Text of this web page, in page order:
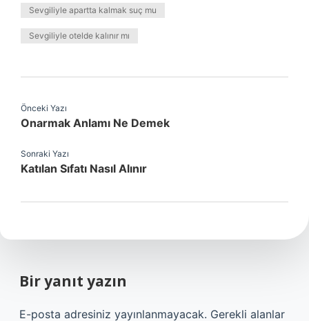
Sevgiliyle apartta kalmak suç mu
Sevgiliyle otelde kalınır mı
Önceki Yazı
Onarmak Anlamı Ne Demek
Sonraki Yazı
Katılan Sıfatı Nasıl Alınır
Bir yanıt yazın
E-posta adresiniz yayınlanmayacak. Gerekli alanlar